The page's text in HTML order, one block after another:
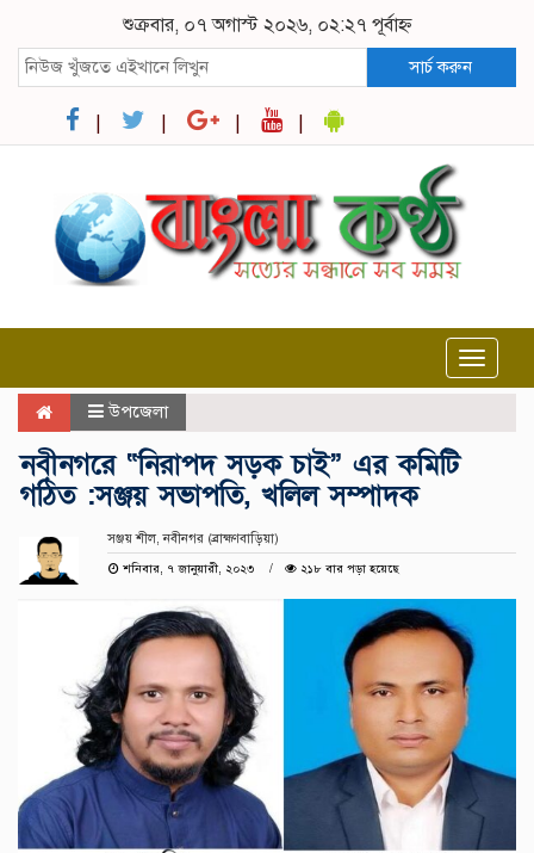
শুক্রবার, ০৭ অগাস্ট ২০২৬, ০২:২৭ পূর্বাহ্ন
সার্চ করুন
Toggle
উপজেলা
নবীনগরে “নিরাপদ সড়ক চাই” এর কমিটি
গঠিত :সঞ্জয় সভাপতি, খলিল সম্পাদক
সঞ্জয় শীল, নবীনগর (ব্রাহ্মণবাড়িয়া)
শনিবার, ৭ জানুয়ারী, ২০২৩
২১৮ বার পড়া হয়েছে